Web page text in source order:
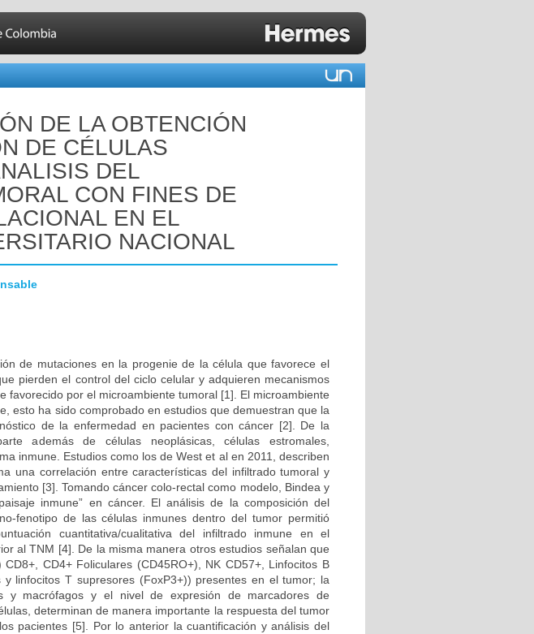
DE LA OBTENCIÓN
DE CÉLULAS
DEL
CON FINES DE
EN EL
NACIONAL
de mutaciones en la progenie de la célula que favorece el
pierden el control del ciclo celular y adquieren mecanismos
favorecido por el microambiente tumoral [1]. El microambiente
esto ha sido comprobado en estudios que demuestran que la
de la enfermedad en pacientes con cáncer [2]. De la
además de células neoplásicas, células estromales,
inmune. Estudios como los de West et al en 2011, describen
una correlación entre características del infiltrado tumoral y
[3]. Tomando cáncer colo-rectal como modelo, Bindea y
inmune” en cáncer. El análisis de la composición del
fenotipo de las células inmunes dentro del tumor permitió
cuantitativa/cualitativa del infiltrado inmune en el
al TNM [4]. De la misma manera otros estudios señalan que
CD4+ Foliculares (CD45RO+), NK CD57+, Linfocitos B
y linfocitos T supresores (FoxP3+)) presentes en el tumor; la
y macrófagos y el nivel de expresión de marcadores de
determinan de manera importante la respuesta del tumor
pacientes [5]. Por lo anterior la cuantificación y análisis del